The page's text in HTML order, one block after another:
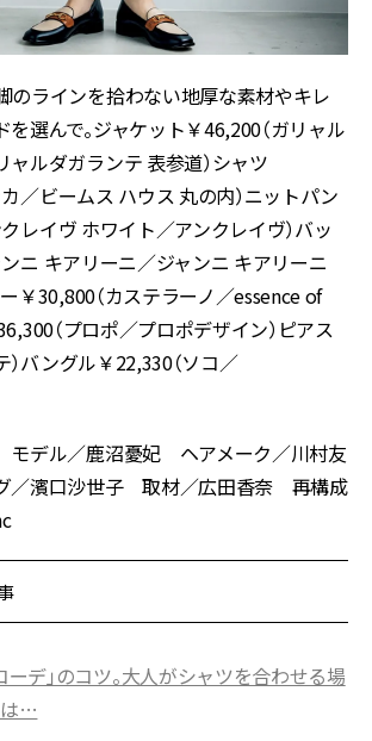
のラインを拾わない地厚な素材やキレ
選んで。ジャケット￥46,200（ガリャル
ルダガランテ 表参道）シャツ
カ／ビームス ハウス 丸の内）ニットパン
レイヴ ホワイト／アンクレイヴ）バッ
ンニ キアリーニ／ジャンニ キアリーニ
￥30,800（カステラーノ／essence of
（プロポ／プロポデザイン）ピアス
）バングル￥22,330（ソコ／
デル／鹿沼憂妃 ヘアメーク／川村友
／濱口沙世子 取材／広田香奈 再構成
ーデ」のコツ。大人がシャツを合わせる場
は…